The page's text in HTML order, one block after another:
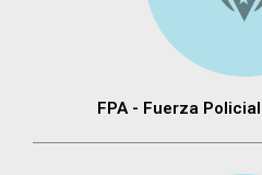
FPA - Fuerza